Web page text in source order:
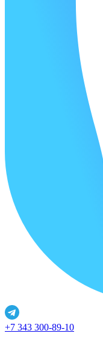
+7 343 300-89-10